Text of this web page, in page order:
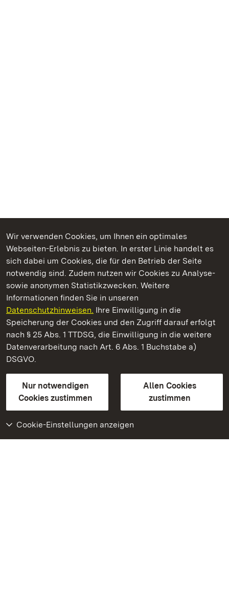
Wir verwenden Cookies, um Ihnen ein optimales
Webseiten-Erlebnis zu bieten. In erster Linie handelt es
sich dabei um Cookies, die für den Betrieb der Seite
notwendig sind. Zudem nutzen wir Cookies zu Analyse-
sowie anonymen Statistikzwecken. Weitere
Informationen finden Sie in unseren
Datenschutzhinweisen. Ihre Einwilligung in die
Speicherung der Cookies und den Zugriff darauf erfolgt
nach § 25 Abs. 1 TTDSG, die Einwilligung in die weitere
Datenverarbeitung nach Art. 6 Abs. 1 Buchstabe a)
DSGVO.
Nur notwendigen
Cookies zustimmen
Allen Cookies
zustimmen
Cookie-Einstellungen anzeigen
Kommen. Staunen. Genießen.
Staatliche Schlösser und Gärten Baden‑Württemberg
Staatliche Schlösser und Gärten Baden-Württemberg
Kontakt
GebärdenspracheLeichte Sprache
Erklärung zur Barrierefreiheit
BITV-konform (geprüfte Seiten)
Weiteres